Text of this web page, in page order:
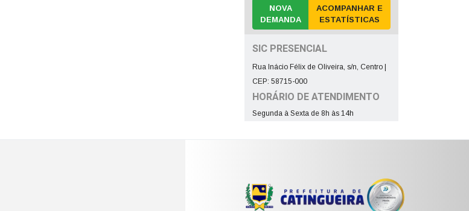
NOVA
DEMANDA
ACOMPANHAR E
ESTATÍSTICAS
SIC PRESENCIAL
Rua Inácio Félix de Oliveira, s/n, Centro |
CEP: 58715-000
HORÁRIO DE ATENDIMENTO
Segunda à Sexta de 8h às 14h